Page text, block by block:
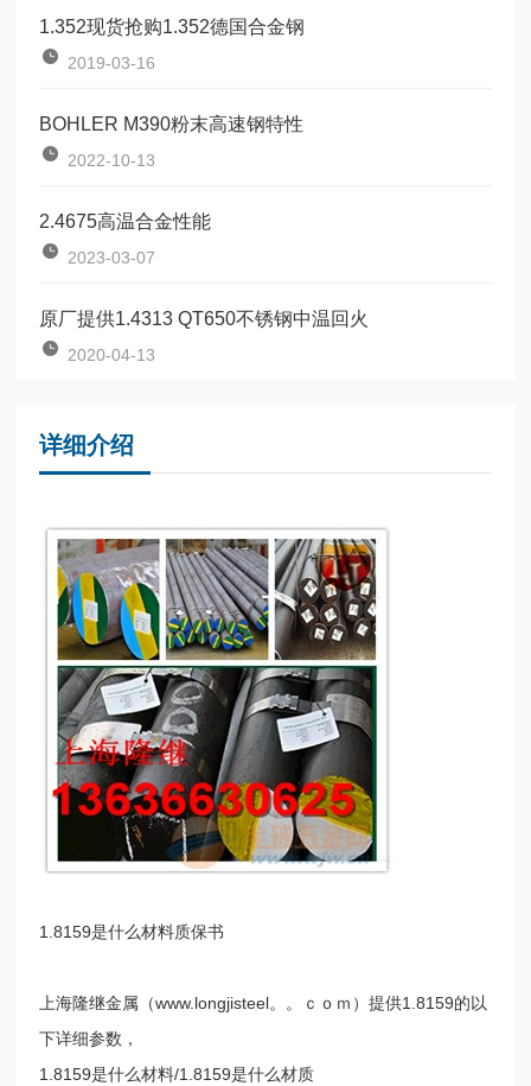
1.352现货抢购1.352德国合金钢
2019-03-16
BOHLER M390粉末高速钢特性
2022-10-13
2.4675高温合金性能
2023-03-07
原厂提供1.4313 QT650不锈钢中温回火
2020-04-13
详细介绍
1.8159是什么材料质保书
上海隆继金属（www.longjisteel。。ｃｏｍ）提供1.8159的以
下详细参数，
1.8159是什么材料/1.8159是什么材质